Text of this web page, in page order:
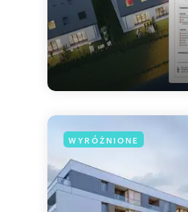
WYRÓŻNIONE